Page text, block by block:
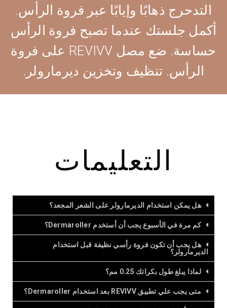
التدحرج ذهابًا وإيابًا عبر فروة الرأس.
أكمل جلستك عندما تصبح فروة الرأس
حساسة. ضع مصل REVIVV على فروة
الرأس. تنظيف وتخزين ديرمارولر.
التعليمات
هل يمكن استخدام الديرمارولر على الشعر المجعد؟
كم مرة في الأسبوع يجب أن أستخدم Dermaroller؟
هل يجب أن تكون فروة رأسي نظيفة قبل استخدام
الديرمارولر؟
لماذا يبلغ طول بكراتك 0.25 مم؟
متى يجب علي تطبيق REVIVV بعد استخدام Dermaroller؟